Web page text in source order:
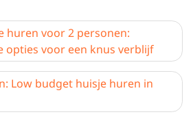
huren voor 2 personen:
opties voor een knus verblijf
Low budget huisje huren in